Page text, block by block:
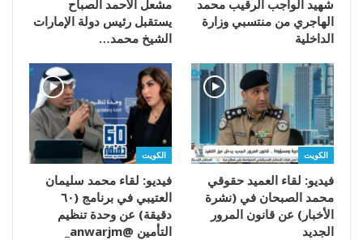
شهيد الواجب الرقيب محمد
الهاجري من منتسبي وزارة
الداخلية
مشعل الأحمد الصباح
يستقبل رئيس دولة الإمارات
الشيخ محمد…
الكويت
فيديو: لقاء العميد حقوقي
محمد الصبحان في (نشرة
الأخبار) عن قانون المرور
الجديد
الكويت
فيديو: لقاء محمد سليمان
العتيبي في برنامج (٦٠
دقيقة) عن وحدة تنظيم
التأمين @anwarjm_